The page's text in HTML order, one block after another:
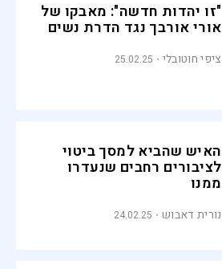
"זו יהדות חדשה": מאבקו של
אורי אורבך נגד הדרת נשים
ציפי חוטובלי 25.02.25
האיש שהביא למסך ביטוי
לציבורים רחבים שנעדרו
ממנו
נורית דאבוש 24.02.25